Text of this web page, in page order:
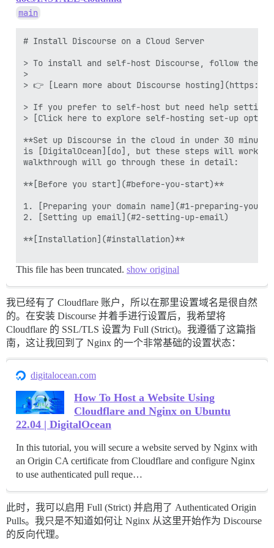
main
# Install Discourse on a Cloud Server
> To install and self-host Discourse, follow the
>
> 👉 [Learn more about Discourse
> If you prefer to self-host but need help setting
> [Click here to explore self-hosting set-up
**Set up Discourse in the cloud in under 30
is [DigitalOcean][do], but these steps will work
walkthrough will go through these in detail:
**[Before you start](#before-you-start)**
1. [Preparing your domain name](#1-preparing-your-
2. [Setting up email](#2-setting-up-email)
**[Installation](#installation)**
This file has been truncated. show original
我已经有了 Cloudflare 账户，所以在那里设置域名是很自然
的。在安装 Discourse 并着手进行设置后，我希望将
Cloudflare 的 SSL/TLS 设置为 Full (Strict)。我遵循了这篇指
南，这让我回到了 Nginx 的一个非常基础的设置状态：
digitalocean.com
How To Host a Website Using
Cloudflare and Nginx on Ubuntu
22.04 | DigitalOcean
In this tutorial, you will secure a website served by Nginx with
an Origin CA certificate from Cloudflare and configure Nginx
to use authenticated pull reque…
此时，我可以启用 Full (Strict) 并启用了 Authenticated Origin
Pulls。我只是不知道如何让 Nginx 从这里开始作为 Discourse
的反向代理。